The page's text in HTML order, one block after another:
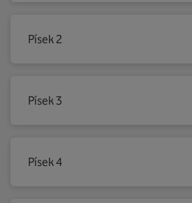
Písek 2
Písek 3
Písek 4